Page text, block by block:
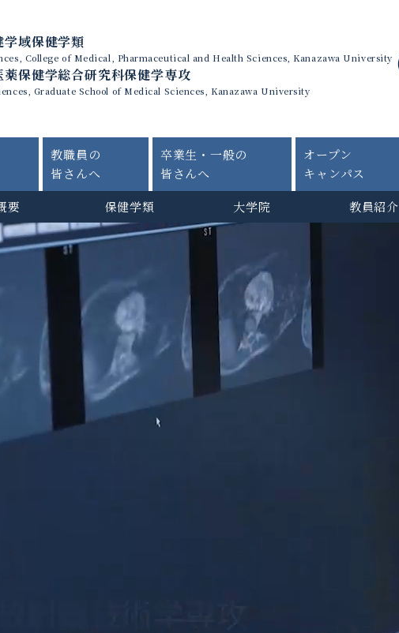
域保健学類
College of Medical, Pharmaceutical and Health Sciences, Kanazawa University
保健学総合研究科保健学専攻
Graduate School of Medical Sciences, Kanazawa University
教職員の
皆さんへ
卒業生・一般の
皆さんへ
オープン
キャンパス
要 保健学類 大学院 教員紹介